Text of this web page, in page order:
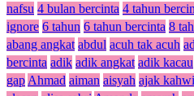
nafsu 4 bulan bercinta 4 tahun
ignore 6 tahun 6 tahun bercinta 8
abang angkat abdul acuh tak acuh
bercinta adik adik angkat adik kacau
gap Ahmad aiman aisyah ajak